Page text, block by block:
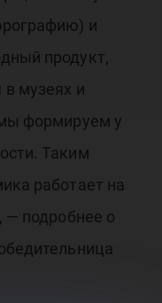
и
продукт,
музеях и
формируем у
Таким
работает на
— подробнее о